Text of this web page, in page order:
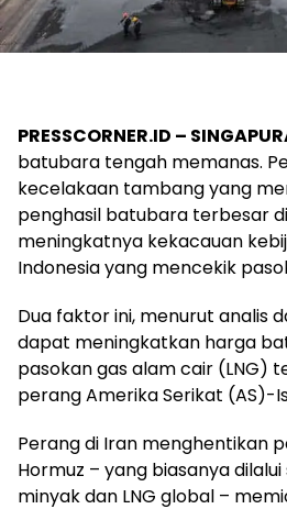
PRESSCORNER.ID –
batubara tengah memanas.
kecelakaan tambang yang
penghasil batubara terbesar
meningkatnya kekacauan
Indonesia yang mencekik
Dua faktor ini, menurut analis
dapat meningkatkan harga
pasokan gas alam cair (LNG)
perang Amerika Serikat (AS)-
Perang di Iran menghentikan
Hormuz – yang biasanya
minyak dan LNG global –